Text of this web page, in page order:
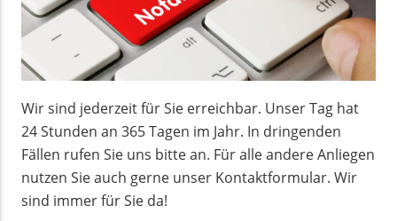
Wir sind jederzeit für Sie erreichbar. Unser Tag hat
24 Stunden an 365 Tagen im Jahr. In dringenden
Fällen rufen Sie uns bitte an. Für alle andere Anliegen
nutzen Sie auch gerne unser Kontaktformular. Wir
sind immer für Sie da!